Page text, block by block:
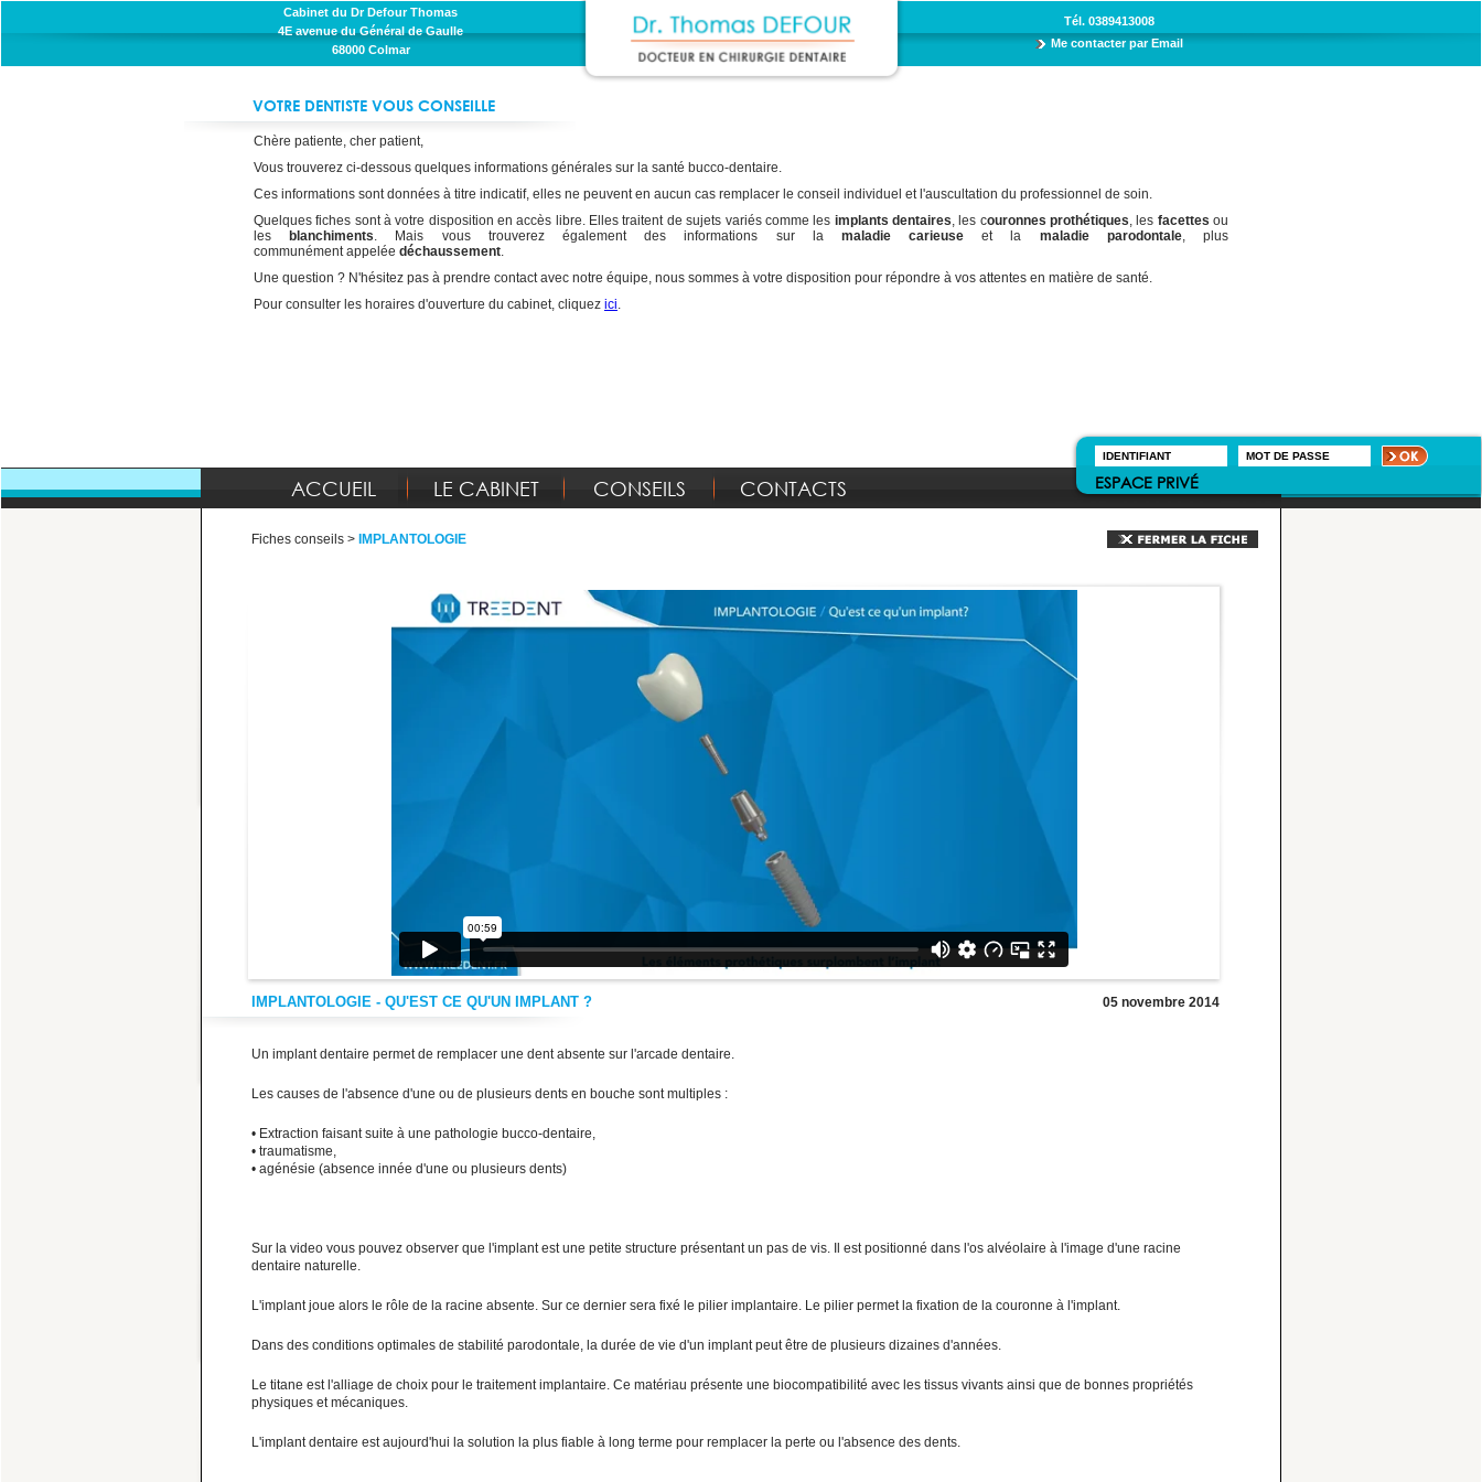
Cabinet du Dr Defour Thomas
4E avenue du Général de Gaulle
68000 Colmar
Tél. 0389413008
Me contacter par Email
VOTRE DENTISTE VOUS CONSEILLE
Chère patiente, cher patient,
Vous trouverez ci-dessous quelques informations générales sur la santé bucco-dentaire.
Ces informations sont données à titre indicatif, elles ne peuvent en aucun cas remplacer le conseil individuel et l'auscultation du professionnel de soin.
Quelques fiches sont à votre disposition en accès libre. Elles traitent de sujets variés comme les implants dentaires, les couronnes prothétiques, les facettes ou
les
blanchiments. Mais vous trouverez également des informations sur la maladie carieuse et la maladie parodontale, plus
communément appelée déchaussement.
Une question ? N'hésitez pas à prendre contact avec notre équipe, nous sommes à votre disposition pour répondre à vos attentes en matière de santé.
Pour consulter les horaires d'ouverture du cabinet, cliquez ici.
ACCUEIL LE CABINET CONSEILS CONTACTS ESPACE PRIVÉ
ANATOMIE
LE BLANCHIMENT DENTAIRE LES FACETTES
IMPLANTOLOGIE
PROTHÈSE COMPLÈTE DU BAS STABILISÉE
PAR 2 IMPLANTS
IMPLANTOLOGIE
QU'EST CE QU'UN IMPLANT ?
Fiches conseils > IMPLANTOLOGIE
05 novembre 2014
IMPLANTOLOGIE - QU'EST CE QU'UN IMPLANT ?
Un implant dentaire permet de remplacer une dent absente sur l'arcade dentaire.
Les causes de l'absence d'une ou de plusieurs dents en bouche sont multiples :
• Extraction faisant suite à une pathologie bucco-dentaire,
• traumatisme,
• agénésie (absence innée d'une ou plusieurs dents)
Sur la video vous pouvez observer que l'implant est une petite structure présentant un pas de vis. Il est positionné dans l'os alvéolaire à l'image d'une racine
dentaire naturelle.
L'implant joue alors le rôle de la racine absente. Sur ce dernier sera fixé le pilier implantaire. Le pilier permet la fixation de la couronne à l'implant.
Dans des conditions optimales de stabilité parodontale, la durée de vie d'un implant peut être de plusieurs dizaines d'années.
Le titane est l'alliage de choix pour le traitement implantaire. Ce matériau présente une biocompatibilité avec les tissus vivants ainsi que de bonnes propriétés
physiques et mécaniques.
L'implant dentaire est aujourd'hui la solution la plus fiable à long terme pour remplacer la perte ou l'absence des dents.
PARODONTOLOGIE
LE PARODONTE
PARODONTOLOGIE